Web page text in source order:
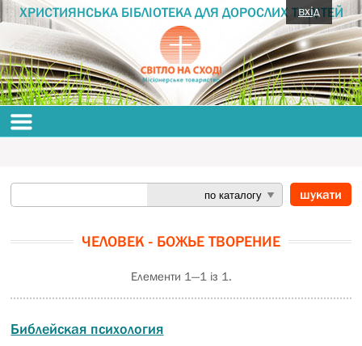
ХРИСТИЯНСЬКА БІБЛІОТЕКА ДЛЯ ДОРОСЛИХ ТА ДІТЕЙ
ЧЕЛОВЕК - БОЖЬЕ ТВОРЕНИЕ
Елементи 1—1 із 1.
Библейская психология
вхід